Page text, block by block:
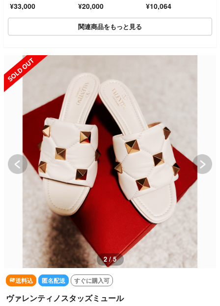
¥33,000 ¥20,000 ック レディース 古
着 中古 USED
¥10,064
関連商品をもっと見る
2 / 5
送料込 匿名配送 すぐに購入可
ヴァレンティノスタッズミュール